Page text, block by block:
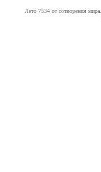
Лето 7534 от сотворения